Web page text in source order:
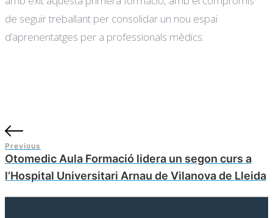
de seguir treballant per consolidar un nou espai
d’aprenentatges per a professionals mèdics.
Previous
Otomedic Aula Formació lidera un segon curs a
l’Hospital Universitari Arnau de Vilanova de Lleida